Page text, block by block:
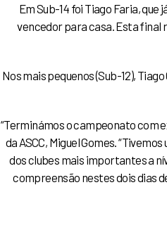
Em Sub-14 foi Tiago Faria,
vencedor para casa. Esta final
Nos mais pequenos (Sub-12),
“Terminámos o campeonato com
da ASCC, Miguel Gomes.
dos clubes mais importantes a
compreensão nestes dois dias